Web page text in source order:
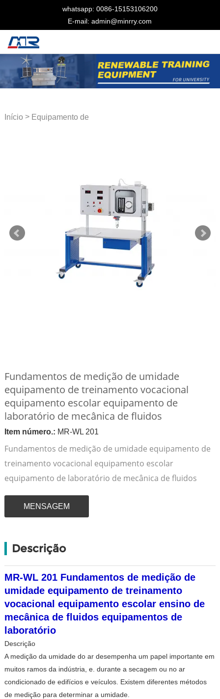
whatsapp: 0086-15153106200
E-mail: admin@minrry.com
Início> Equipamento de
Fundamentos de medição de umidade
equipamento de treinamento vocacional
equipamento escolar equipamento de
laboratório de mecânica de fluidos
Item número.: MR-WL 201
Fundamentos de medição de umidade equipamento de
treinamento vocacional equipamento escolar
equipamento de laboratório de mecânica de fluidos
MENSAGEM
Descrição
MR-WL 201 Fundamentos de medição de
umidade equipamento de treinamento
vocacional equipamento escolar ensino de
mecânica de fluidos equipamentos de
laboratório
Descrição
A medição da umidade do ar desempenha um papel importante em
muitos ramos da indústria, e. durante a secagem ou no ar
condicionado de edifícios e veículos. Existem diferentes métodos
de medição para determinar a umidade.